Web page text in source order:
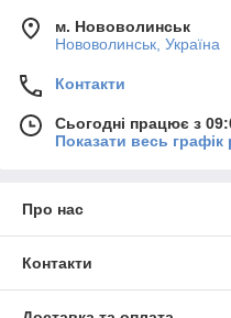
м. Нововолинськ
Нововолинськ, Україна
Контакти
Сьогодні працює з
Показати весь графік
Про нас
Контакти